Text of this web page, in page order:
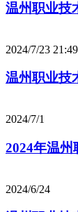
温州职业技
2024/7/23
温州职业技
2024/7/1
2024年温州
2024/6/24